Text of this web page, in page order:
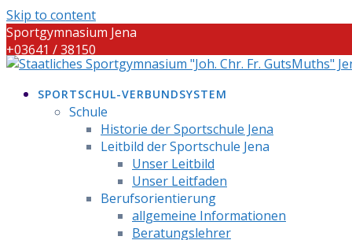
Skip to content
Sportgymnasium Jena
+03641 / 38150
info@sportgymnasium-jena.info
SPORTSCHUL-VERBUNDSYSTEM
Schule
Historie der Sportschule Jena
Leitbild der Sportschule Jena
Unser Leitbild
Unser Leitfaden
Berufsorientierung
allgemeine Informationen
Beratungslehrer